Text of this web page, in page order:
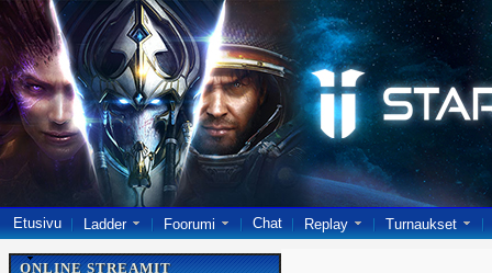
Etusivu Ladder Foorumi Chat Replay Turnaukset
ONLINE STREAMIT